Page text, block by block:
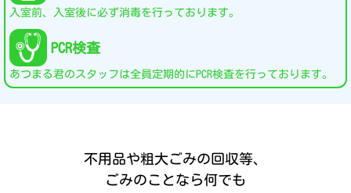
入室前、入室後に必ず消毒を行っております。
PCR検査
あつまる君のスタッフは全員定期的にPCR検査を行っております。
不用品や粗大ごみの回収等、
ごみのことなら何でも